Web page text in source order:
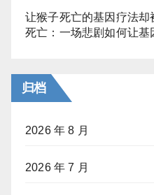
让猴子死亡的基因疗法
死亡：一场悲剧如何让
归档
2026 年 8 月
2026 年 7 月